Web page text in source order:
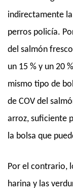
indirectamente
perros policía.
del salmón
un 15 % y un 20
mismo tipo de
de COV del
arroz, suficiente
la bolsa que
Por el contrario,
harina y las